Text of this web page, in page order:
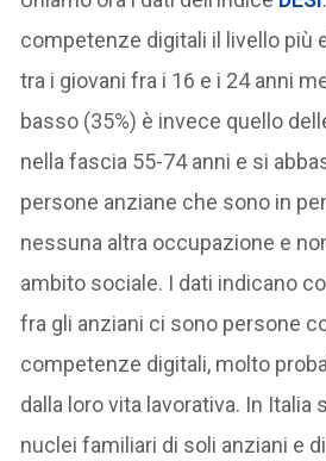
competenze digitali il livello più
tra i giovani fra i 16 e i 24 anni
basso (35%) è invece quello
nella fascia 55-74 anni e si
persone anziane che sono in
nessuna altra occupazione e
ambito sociale. I dati indicano
fra gli anziani ci sono persone
competenze digitali, molto
dalla loro vita lavorativa. In Italia
nuclei familiari di soli anziani e